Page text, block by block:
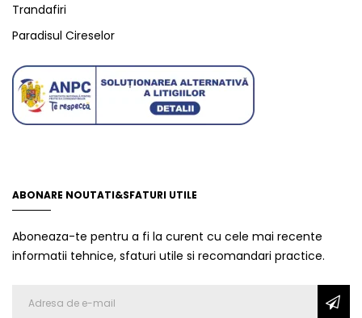
Trandafiri
Paradisul Cireselor
ABONARE NOUTATI&SFATURI UTILE
Aboneaza-te pentru a fi la curent cu cele mai recente
informatii tehnice, sfaturi utile si recomandari practice.